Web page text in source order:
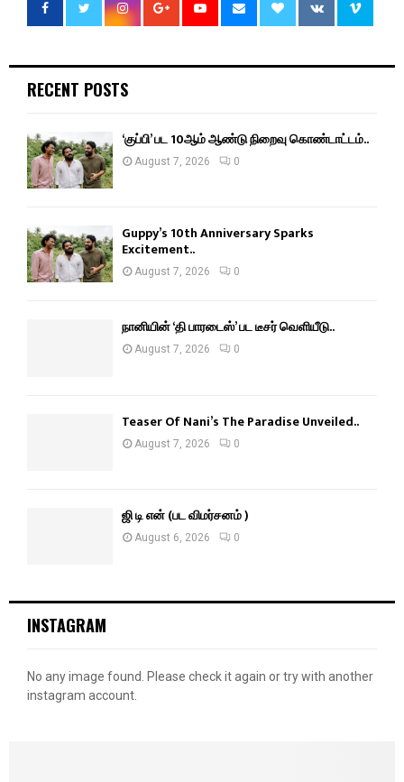
RECENT POSTS
‘குப்பி’ பட 10ஆம் ஆண்டு நிறைவு கொண்டாட்டம்..
August 7, 2026 0
Guppy’s 10th Anniversary Sparks
Excitement..
August 7, 2026 0
நானியின் ‘தி பாரடைஸ்’ பட டீசர் வெளியீடு..
August 7, 2026 0
Teaser Of Nani’s The Paradise Unveiled..
August 7, 2026 0
ஜி டி என் (பட விமர்சனம் )
August 6, 2026 0
INSTAGRAM
No any image found. Please check it again or try with another
instagram account.